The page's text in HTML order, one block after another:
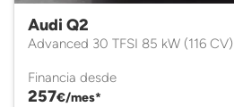
Audi Q2
Advanced 30 TFSI 85 kW (116 CV)
Financia desde
257€/mes*